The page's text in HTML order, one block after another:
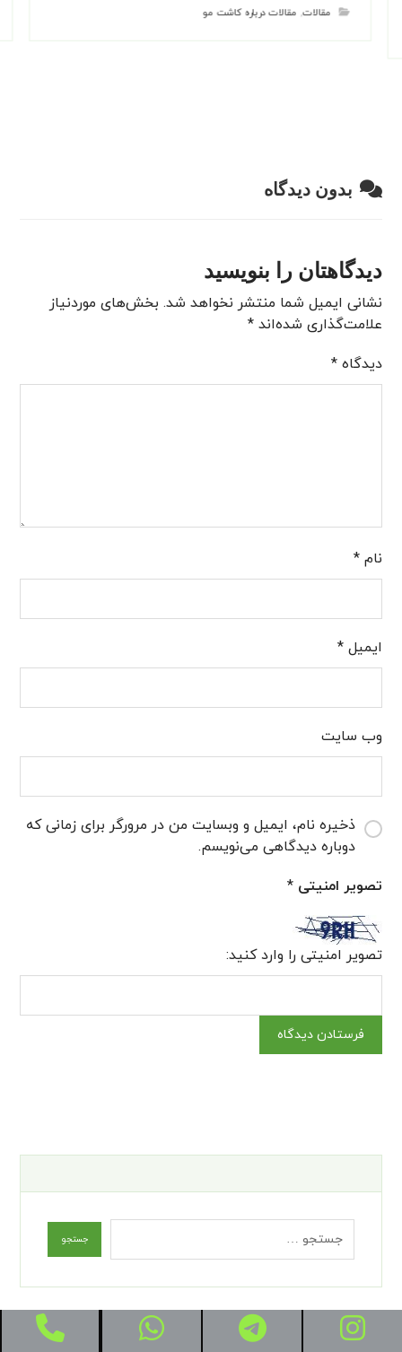
مقالات, مقالات درباره کاشت مو
بدون دیدگاه
دیدگاهتان را بنویسید
نشانی ایمیل شما منتشر نخواهد شد. بخش‌های موردنیاز
علامت‌گذاری شده‌اند*
دیدگاه*
نام*
ایمیل*
وب‌ سایت
ذخیره نام، ایمیل و وبسایت من در مرورگر برای زمانی که
دوباره دیدگاهی می‌نویسم.
تصویر امنیتی*
تصویر امنیتی را وارد کنید: